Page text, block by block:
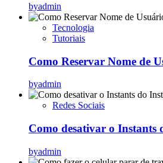
byadmin
Tecnologia
Tutoriais
Como Reservar Nome de
byadmin
Redes Sociais
Como desativar o Instants
byadmin